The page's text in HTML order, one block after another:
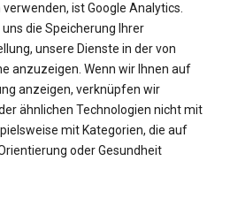
ist Google Analytics.
die Speicherung Ihrer
unsere Dienste in der von
anzuzeigen. Wenn wir Ihnen auf
anzeigen, verknüpfen wir
ähnlichen Technologien nicht mit
mit Kategorien, die auf
oder Gesundheit